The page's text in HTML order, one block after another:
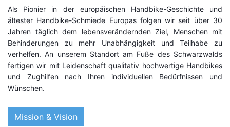
Als Pionier in der europäischen Handbike-Geschichte und
ältester Handbike-Schmiede Europas folgen wir seit über 30
Jahren täglich dem lebensverändernden Ziel, Menschen mit
Behinderungen zu mehr Unabhängigkeit und Teilhabe zu
verhelfen. An unserem Standort am Fuße des Schwarzwalds
fertigen wir mit Leidenschaft qualitativ hochwertige Handbikes
und Zughilfen nach Ihren individuellen Bedürfnissen und
Wünschen.
Mission & Vision